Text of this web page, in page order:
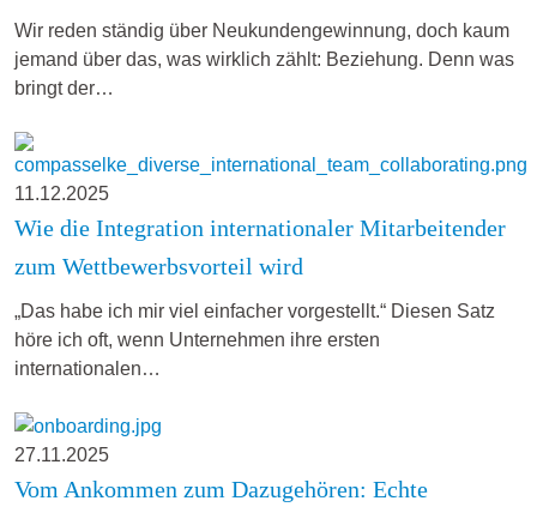
Wir reden ständig über Neukundengewinnung, doch kaum
jemand über das, was wirklich zählt: Beziehung. Denn was
bringt der…
11.12.2025
Wie die Integration internationaler Mitarbeitender
zum Wettbewerbsvorteil wird
„Das habe ich mir viel einfacher vorgestellt.“ Diesen Satz
höre ich oft, wenn Unternehmen ihre ersten
internationalen…
27.11.2025
Vom Ankommen zum Dazugehören: Echte